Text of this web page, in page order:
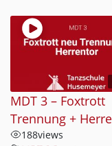
MDT 3 – Foxtrott
Trennung +
188views